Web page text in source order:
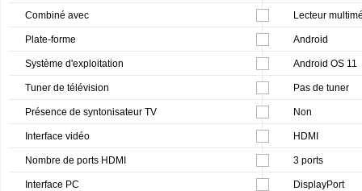
Combiné avec Lecteur
Plate-forme Android
Système d'exploitation Android OS 11
Tuner de télévision Pas de tuner
Présence de syntonisateur TV Non
Interface vidéo HDMI
Nombre de ports HDMI 3 ports
Interface PC DisplayPort